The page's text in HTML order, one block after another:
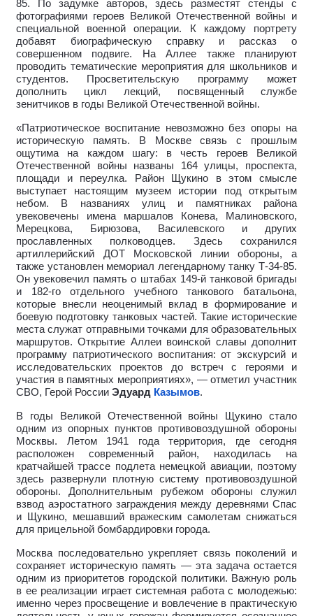
85. По задумке авторов, здесь разместят стенды с
фотографиями героев Великой Отечественной войны и
специальной военной операции. К каждому портрету
добавят биографическую справку и рассказ о
совершенном подвиге. На Аллее также планируют
проводить тематические мероприятия для школьников и
студентов. Просветительскую программу может
дополнить цикл лекций, посвященный службе
зенитчиков в годы Великой Отечественной войны.
«Патриотическое воспитание невозможно без опоры на
историческую память. В Москве связь с прошлым
ощутима на каждом шагу: в честь героев Великой
Отечественной войны названы 164 улицы, проспекта,
площади и переулка. Район Щукино в этом смысле
выступает настоящим музеем истории под открытым
небом. В названиях улиц и памятниках района
увековечены имена маршалов Конева, Малиновского,
Мерецкова, Бирюзова, Василевского и других
прославленных полководцев. Здесь сохранился
артиллерийский ДОТ Московской линии обороны, а
также установлен мемориал легендарному танку Т-34-85.
Он увековечил память о штабах 149-й танковой бригады
и 182-го отдельного учебного танкового батальона,
которые внесли неоценимый вклад в формирование и
боевую подготовку танковых частей. Такие исторические
места служат отправными точками для образовательных
маршрутов. Открытие Аллеи воинской славы дополнит
программу патриотического воспитания: от экскурсий и
исследовательских проектов до встреч с героями и
участия в памятных мероприятиях», — отметил участник
СВО, Герой России Эдуард Казымов.
В годы Великой Отечественной войны Щукино стало
одним из опорных пунктов противовоздушной обороны
Москвы. Летом 1941 года территория, где сегодня
расположен современный район, находилась на
кратчайшей трассе подлета немецкой авиации, поэтому
здесь развернули плотную систему противовоздушной
обороны. Дополнительным рубежом обороны служил
взвод аэростатного заграждения между деревнями Спас
и Щукино, мешавший вражеским самолетам снижаться
для прицельной бомбардировки города.
Москва последовательно укрепляет связь поколений и
сохраняет историческую память — эта задача остается
одним из приоритетов городской политики. Важную роль
в ее реализации играет системная работа с молодежью:
именно через просвещение и вовлечение в практическую